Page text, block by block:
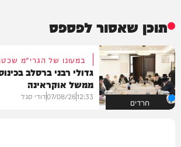
תוכן שאסור לפספס
חרדים
במעונו של הגרי"מ
גדולי רבני ברסלב
ממשל אוקראינה
12:33
07/08/26דודי סגל